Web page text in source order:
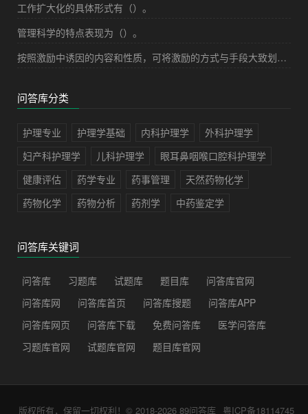
工作扩大化的具体形式有（）。
管理科学的特点表现为（）。
按照激励中诱因的内容和性质，可将激励的方式与手段大致划分为（）。
问答库分类
护理专业 护理学基础 内科护理学
外科护理学
妇产科护理学
儿科护理学
眼耳鼻咽喉口腔科护理学
健康评估
药学专业 药事管理
天然药物化学
药物化学
药物分析 药剂学 中药鉴定学
问答库关键词
问答库 习题库 试题库 题目库
问答库官网
问答库网
问答库首页 问答库搜题
问答库APP
问答库网页
问答库下载 免费问答库
医学问答库
习题库官网
试题库官网 题目库官网
版权所有，保留一切权利！© 2018-2026 89问答库 粤ICP备18114745